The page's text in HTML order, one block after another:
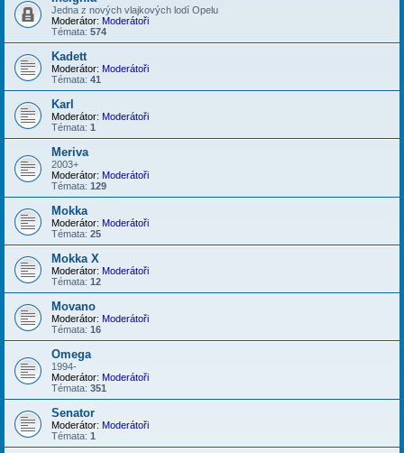
Jedna z nových vlajkových lodí Opelu
Moderátor: Moderátoři
Témata: 574
Kadett
Moderátor: Moderátoři
Témata: 41
Karl
Moderátor: Moderátoři
Témata: 1
Meriva
2003+
Moderátor: Moderátoři
Témata: 129
Mokka
Moderátor: Moderátoři
Témata: 25
Mokka X
Moderátor: Moderátoři
Témata: 12
Movano
Moderátor: Moderátoři
Témata: 16
Omega
1994-
Moderátor: Moderátoři
Témata: 351
Senator
Moderátor: Moderátoři
Témata: 1